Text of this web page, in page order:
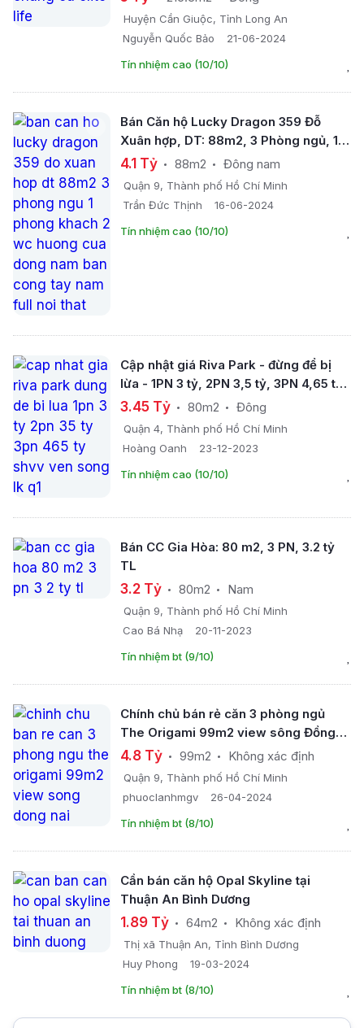
Huyện Cần Giuộc, Tỉnh Long An
Nguyễn Quốc Bảo
21-06-2024
Tín nhiệm cao (10/10)
Bán Căn hộ Lucky Dragon 359 Đỗ
Xuân hợp, DT: 88m2, 3 Phòng ngủ, 1
Phòng khách, 2 WC, hướng cửa Đông
Nam - ban công Tây Nam; full nội thất
4.1 Tỷ 88m2 Đông nam
Quận 9, Thành phố Hồ Chí Minh
Trần Đức Thịnh
16-06-2024
Tín nhiệm cao (10/10)
Cập nhật giá Riva Park - đừng để bị
lừa - 1PN 3 tỷ, 2PN 3,5 tỷ, 3PN 4,65 tỷ
SHVV, ven sông, LK Q1
3.45 Tỷ 80m2 Đông
Quận 4, Thành phố Hồ Chí Minh
Hoàng Oanh
23-12-2023
Tín nhiệm cao (10/10)
Bán CC Gia Hòa: 80 m2, 3 PN, 3.2 tỷ
TL
3.2 Tỷ 80m2 Nam
Quận 9, Thành phố Hồ Chí Minh
Cao Bá Nhạ
20-11-2023
Tín nhiệm bt (9/10)
Chính chủ bán rẻ căn 3 phòng ngủ
The Origami 99m2 view sông Đồng
Nai
4.8 Tỷ 99m2 Không xác định
Quận 9, Thành phố Hồ Chí Minh
phuoclanhmgv
26-04-2024
Tín nhiệm bt (8/10)
Cần bán căn hộ Opal Skyline tại
Thuận An Bình Dương
1.89 Tỷ 64m2 Không xác định
Thị xã Thuận An, Tỉnh Bình Dương
Huy Phong
19-03-2024
Tín nhiệm bt (8/10)